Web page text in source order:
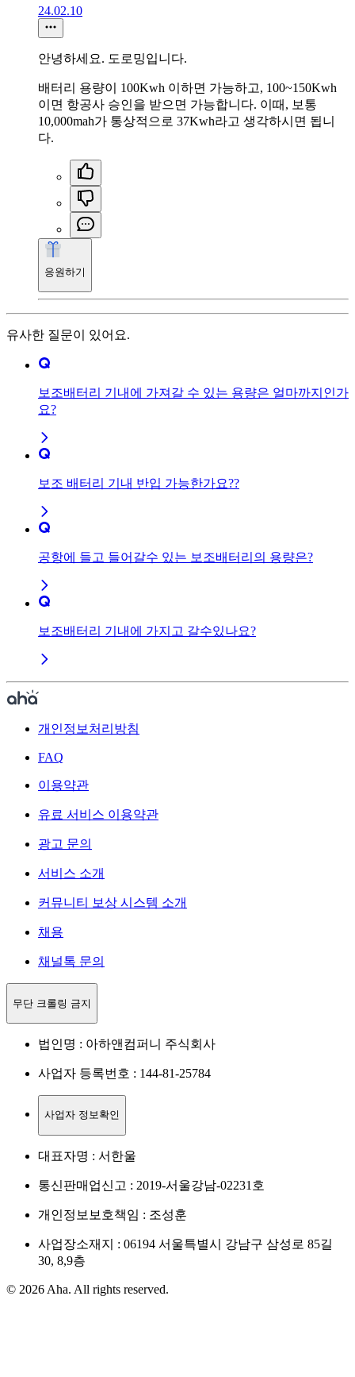
24.02.10
안녕하세요. 도로밍입니다.
배터리 용량이 100Kwh 이하면 가능하고, 100~150Kwh
이면 항공사 승인을 받으면 가능합니다. 이때, 보통
10,000mah가 통상적으로 37Kwh라고 생각하시면 됩니
다.
응원하기
유사한 질문이 있어요.
보조배터리 기내에 가져갈 수 있는 용량은 얼마까지인가
요?
보조 배터리 기내 반입 가능한가요??
공항에 들고 들어갈수 있는 보조배터리의 용량은?
보조배터리 기내에 가지고 갈수있나요?
개인정보처리방침
FAQ
이용약관
유료 서비스 이용약관
광고 문의
서비스 소개
커뮤니티 보상 시스템 소개
채용
채널톡 문의
무단 크롤링 금지
법인명 : 아하앤컴퍼니 주식회사
사업자 등록번호 : 144-81-25784
사업자 정보확인
대표자명 : 서한울
통신판매업신고 : 2019-서울강남-02231호
개인정보보호책임 : 조성훈
사업장소재지 : 06194 서울특별시 강남구 삼성로 85길
30, 8,9층
© 2026 Aha. All rights reserved.